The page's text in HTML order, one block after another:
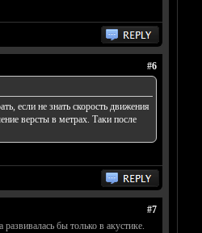
#6
если не знать скорость движения
версты в метрах. Таки после
#7
бы только в акустике.